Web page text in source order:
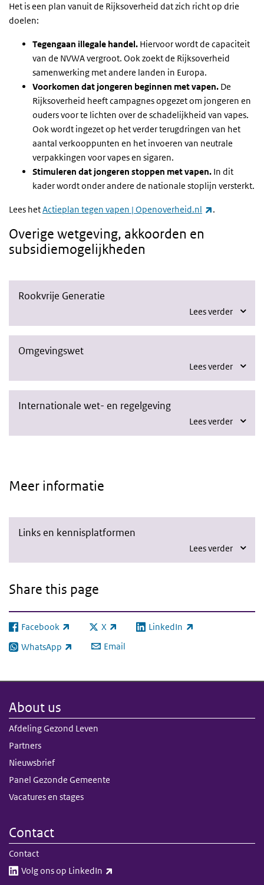
Het is een plan vanuit de Rijksoverheid dat zich richt op drie
doelen:
Tegengaan illegale handel. Hiervoor wordt de capaciteit
van de NVWA vergroot. Ook zoekt de Rijksoverheid
samenwerking met andere landen in Europa.
Voorkomen dat jongeren beginnen met vapen. De
Rijksoverheid heeft campagnes opgezet om jongeren en
ouders voor te lichten over de schadelijkheid van vapes.
Ook wordt ingezet op het verder terugdringen van het
aantal verkooppunten en het invoeren van neutrale
verpakkingen voor vapes en sigaren.
Stimuleren dat jongeren stoppen met vapen. In dit
kader wordt onder andere de nationale stoplijn versterkt.
Lees hetActieplan tegen vapen | Openoverheid.nl (link is
.
Overige wetgeving, akkoorden en
subsidiemogelijkheden
Rookvrije Generatie
Lees verder
Omgevingswet
Lees verder
Internationale wet- en regelgeving
Lees verder
Meer informatie
Links en kennisplatformen
Lees verder
Share this page
Facebook
(link is external) X
(link is external)LinkedIn
(link is external)
WhatsApp
(link is external) Email
About us
Afdeling Gezond Leven
Partners
Nieuwsbrief
Panel Gezonde Gemeente
Vacatures en stages
Contact
Contact
Volg ons op LinkedIn​​